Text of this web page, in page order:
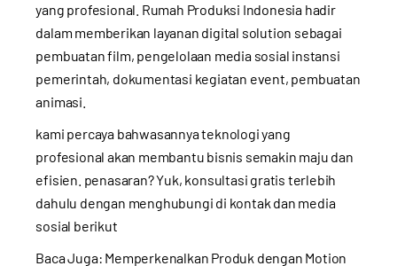
yang profesional. Rumah Produksi Indonesia hadir
dalam memberikan layanan digital solution sebagai
pembuatan film, pengelolaan media sosial instansi
pemerintah, dokumentasi kegiatan event, pembuatan
animasi.
kami percaya bahwasannya teknologi yang
profesional akan membantu bisnis semakin maju dan
efisien. penasaran? Yuk, konsultasi gratis terlebih
dahulu dengan menghubungi di kontak dan media
sosial berikut
Baca Juga: Memperkenalkan Produk dengan Motion